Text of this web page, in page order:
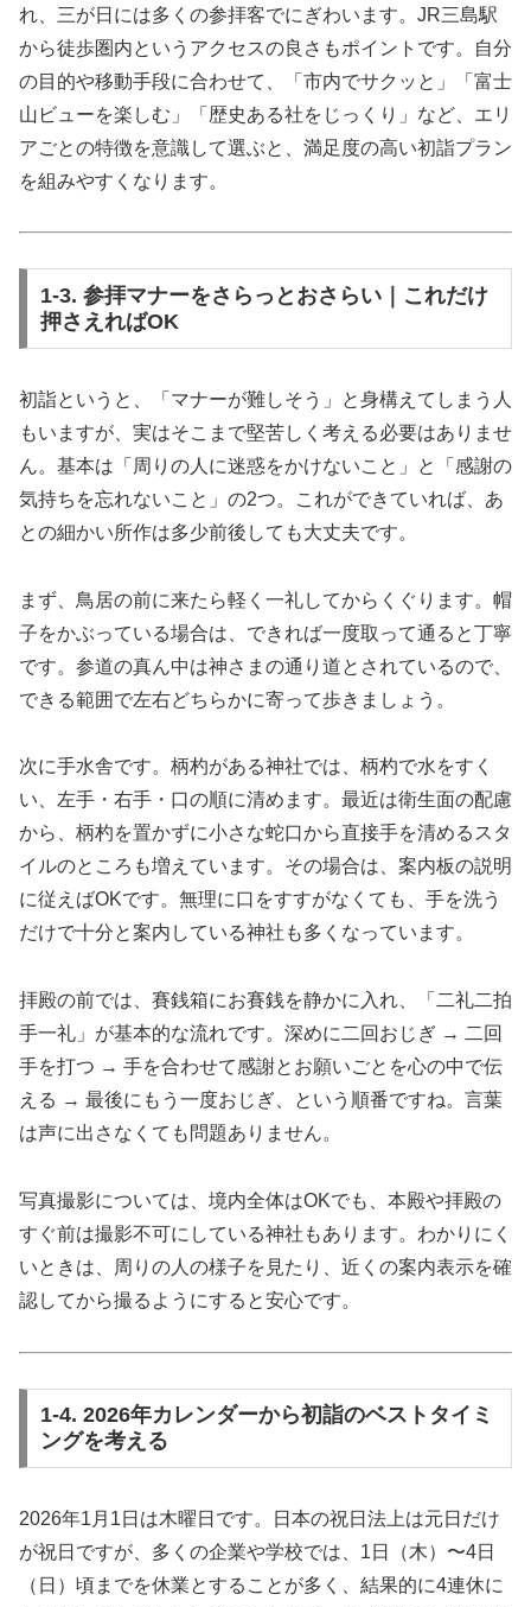
れ、三が日には多くの参拝客でにぎわいます。JR三島駅
から徒歩圏内というアクセスの良さもポイントです。自分
の目的や移動手段に合わせて、「市内でサクッと」「富士
山ビューを楽しむ」「歴史ある社をじっくり」など、エリ
アごとの特徴を意識して選ぶと、満足度の高い初詣プラン
を組みやすくなります。
1-3. 参拝マナーをさらっとおさらい｜これだけ
押さえればOK
初詣というと、「マナーが難しそう」と身構えてしまう人
もいますが、実はそこまで堅苦しく考える必要はありませ
ん。基本は「周りの人に迷惑をかけないこと」と「感謝の
気持ちを忘れないこと」の2つ。これができていれば、あ
との細かい所作は多少前後しても大丈夫です。
まず、鳥居の前に来たら軽く一礼してからくぐります。帽
子をかぶっている場合は、できれば一度取って通ると丁寧
です。参道の真ん中は神さまの通り道とされているので、
できる範囲で左右どちらかに寄って歩きましょう。
次に手水舎です。柄杓がある神社では、柄杓で水をすく
い、左手・右手・口の順に清めます。最近は衛生面の配慮
から、柄杓を置かずに小さな蛇口から直接手を清めるスタ
イルのところも増えています。その場合は、案内板の説明
に従えばOKです。無理に口をすすがなくても、手を洗う
だけで十分と案内している神社も多くなっています。
拝殿の前では、賽銭箱にお賽銭を静かに入れ、「二礼二拍
手一礼」が基本的な流れです。深めに二回おじぎ → 二回
手を打つ → 手を合わせて感謝とお願いごとを心の中で伝
える → 最後にもう一度おじぎ、という順番ですね。言葉
は声に出さなくても問題ありません。
写真撮影については、境内全体はOKでも、本殿や拝殿の
すぐ前は撮影不可にしている神社もあります。わかりにく
いときは、周りの人の様子を見たり、近くの案内表示を確
認してから撮るようにすると安心です。
1-4. 2026年カレンダーから初詣のベストタイミ
ングを考える
2026年1月1日は木曜日です。日本の祝日法上は元日だけ
が祝日ですが、多くの企業や学校では、1日（木）〜4日
（日）頃までを休業とすることが多く、結果的に4連休に